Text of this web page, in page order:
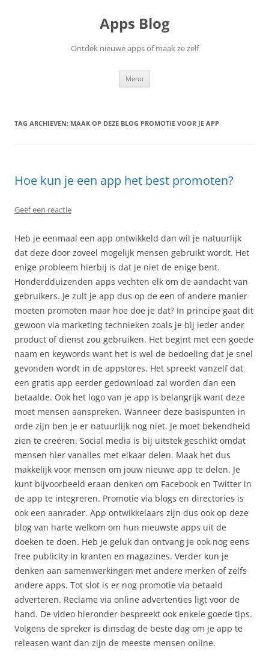
Apps Blog
Ontdek nieuwe apps of maak ze zelf
Menu
TAG ARCHIEVEN: MAAK OP DEZE BLOG PROMOTIE VOOR JE APP
Hoe kun je een app het best promoten?
Geef een reactie
Heb je eenmaal een app ontwikkeld dan wil je natuurlijk
dat deze door zoveel mogelijk mensen gebruikt wordt. Het
enige probleem hierbij is dat je niet de enige bent.
Honderdduizenden apps vechten elk om de aandacht van
gebruikers. Je zult je app dus op de een of andere manier
moeten promoten maar hoe doe je dat? In principe gaat dit
gewoon via marketing technieken zoals je bij ieder ander
product of dienst zou gebruiken. Het begint met een goede
naam en keywords want het is wel de bedoeling dat je snel
gevonden wordt in de appstores. Het spreekt vanzelf dat
een gratis app eerder gedownload zal worden dan een
betaalde. Ook het logo van je app is belangrijk want deze
moet mensen aanspreken. Wanneer deze basispunten in
orde zijn ben je er natuurlijk nog niet. Je moet bekendheid
zien te creëren. Social media is bij uitstek geschikt omdat
mensen hier vanalles met elkaar delen. Maak het dus
makkelijk voor mensen om jouw nieuwe app te delen. Je
kunt bijvoorbeeld eraan denken om Facebook en Twitter in
de app te integreren. Promotie via blogs en directories is
ook een aanrader. App ontwikkelaars zijn dus ook op deze
blog van harte welkom om hun nieuwste apps uit de
doeken te doen. Heb je geluk dan ontvang je ook nog eens
free publicity in kranten en magazines. Verder kun je
denken aan samenwerkingen met andere merken of zelfs
andere apps. Tot slot is er nog promotie via betaald
adverteren. Reclame via online advertenties ligt voor de
hand. De video hieronder bespreekt ook enkele goede tips.
Volgens de spreker is dinsdag de beste dag om je app te
releasen want dan zijn de meeste mensen online.